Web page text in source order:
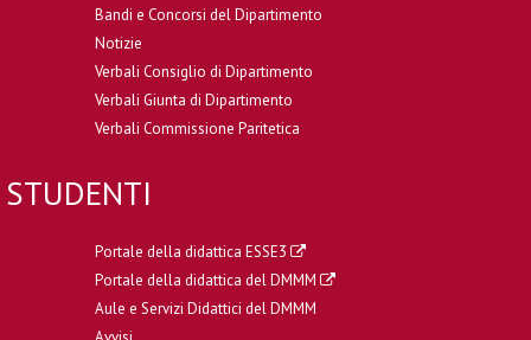
Bandi e Concorsi del Dipartimento
Notizie
Verbali Consiglio di Dipartimento
Verbali Giunta di Dipartimento
Verbali Commissione Paritetica
STUDENTI
Portale della didattica ESSE3
Portale della didattica del DMMM
Aule e Servizi Didattici del DMMM